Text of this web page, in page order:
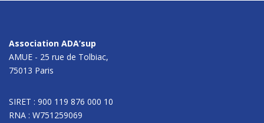
Association ADA’sup
AMUE - 25 rue de Tolbiac,
75013 Paris
SIRET : 900 119 876 000 10
RNA : W751259069